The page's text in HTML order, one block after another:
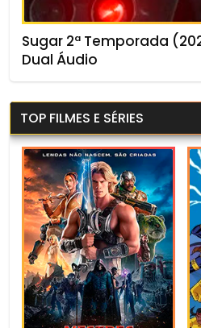
Sugar 2ª Temporada
Dual Áudio
TOP FILMES E SÉRIES